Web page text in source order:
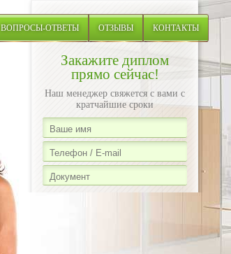
ВОПРОСЫ-ОТВЕТЫ ОТЗЫВЫ КОНТАКТЫ
Закажите диплом
прямо сейчас!
Наш менеджер свяжется с вами с
кратчайшие сроки